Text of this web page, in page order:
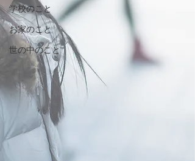
学校のこと
お家のこと
世の中のこと